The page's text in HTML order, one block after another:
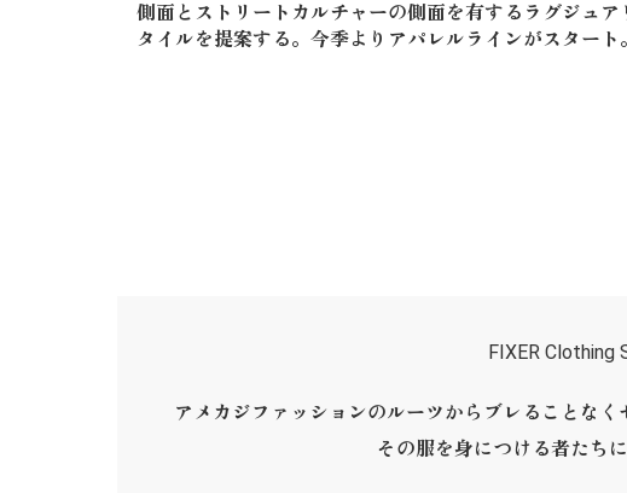
側面とストリートカルチャーの側面を有するラグジュア
タイルを提案する。今季よりアパレルラインがスタート。
FIXER
アメカジファッションのルーツからブレることな
その服を身につける者たち